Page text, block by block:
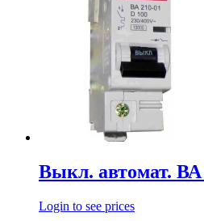
Выкл. автомат. ВА
Login to see prices